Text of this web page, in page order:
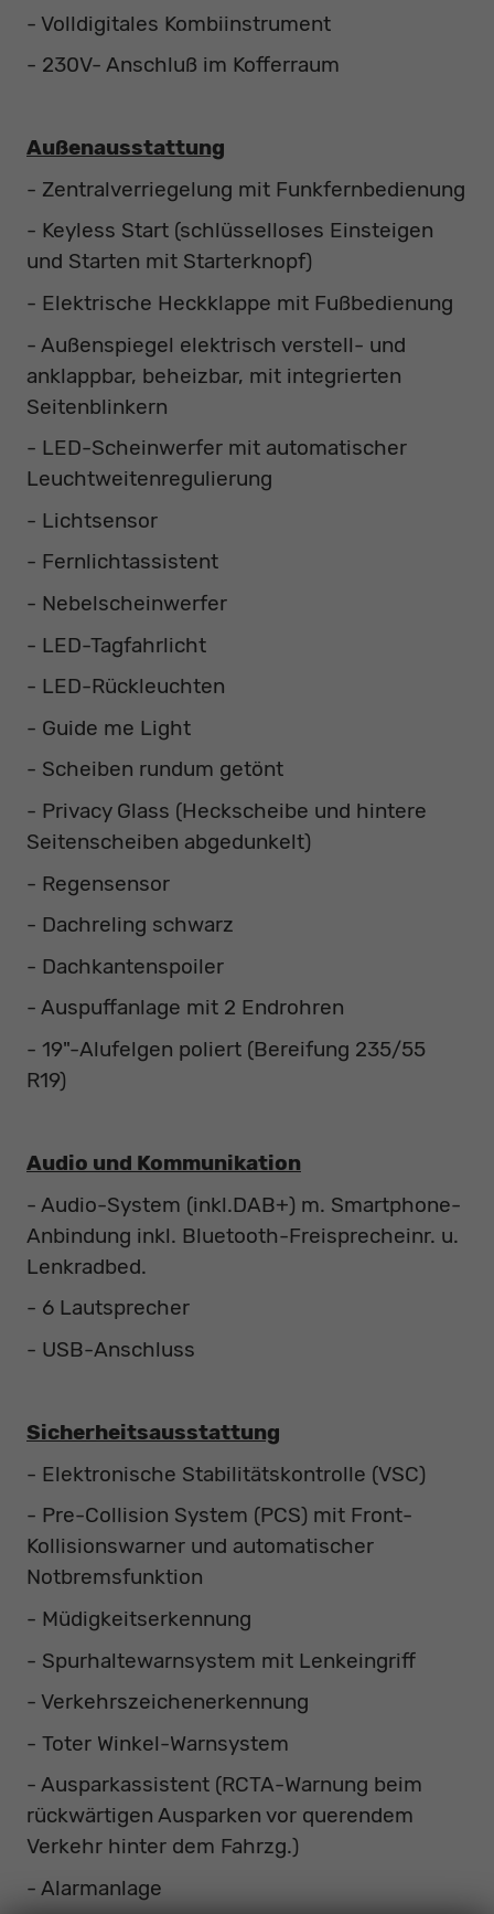
- Volldigitales Kombiinstrument
- 230V- Anschluß im Kofferraum
Außenausstattung
- Zentralverriegelung mit Funkfernbedienung
- Keyless Start (schlüsselloses Einsteigen
und Starten mit Starterknopf)
- Elektrische Heckklappe mit Fußbedienung
- Außenspiegel elektrisch verstell- und
anklappbar, beheizbar, mit integrierten
Seitenblinkern
- LED-Scheinwerfer mit automatischer
Leuchtweitenregulierung
- Lichtsensor
- Fernlichtassistent
- Nebelscheinwerfer
- LED-Tagfahrlicht
- LED-Rückleuchten
- Guide me Light
- Scheiben rundum getönt
- Privacy Glass (Heckscheibe und hintere
Seitenscheiben abgedunkelt)
- Regensensor
- Dachreling schwarz
- Dachkantenspoiler
- Auspuffanlage mit 2 Endrohren
- 19"-Alufelgen poliert (Bereifung 235/55
R19)
Audio und Kommunikation
- Audio-System (inkl.DAB+) m. Smartphone-
Anbindung inkl. Bluetooth-Freisprecheinr. u.
Lenkradbed.
- 6 Lautsprecher
- USB-Anschluss
Sicherheitsausstattung
- Elektronische Stabilitätskontrolle (VSC)
- Pre-Collision System (PCS) mit Front-
Kollisionswarner und automatischer
Notbremsfunktion
- Müdigkeitserkennung
- Spurhaltewarnsystem mit Lenkeingriff
- Verkehrszeichenerkennung
- Toter Winkel-Warnsystem
- Ausparkassistent (RCTA-Warnung beim
rückwärtigen Ausparken vor querendem
Verkehr hinter dem Fahrzg.)
- Alarmanlage